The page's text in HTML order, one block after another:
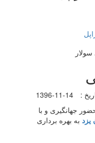
:
1396-11-14
یزد به بهره برداری